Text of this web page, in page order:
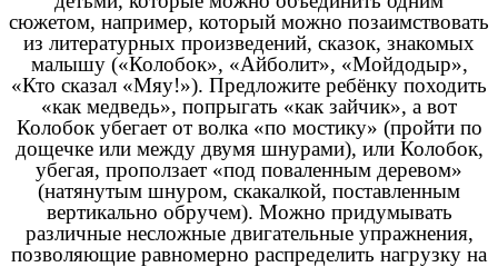
сюжетом, например, который можно позаимствовать
из литературных произведений, сказок, знакомых
малышу («Колобок», «Айболит», «Мойдодыр»,
«Кто сказал «Мяу!»). Предложите ребёнку походить
«как медведь», попрыгать «как зайчик», а вот
Колобок убегает от волка «по мостику» (пройти по
дощечке или между двумя шнурами), или Колобок,
убегая, проползает «под поваленным деревом»
(натянутым шнуром, скакалкой, поставленным
вертикально обручем). Можно придумывать
различные несложные двигательные упражнения,
позволяющие равномерно распределить нагрузку на